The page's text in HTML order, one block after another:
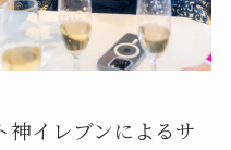
神イレブンによるサ